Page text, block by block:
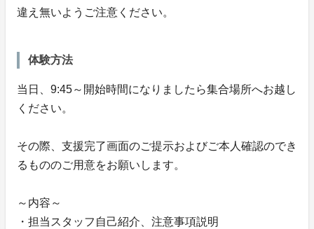
違え無いようご注意ください。
体験方法
当日、9:45～開始時間になりましたら集合場所へお越し
ください。
その際、支援完了画面のご提示およびご本人確認のでき
るもののご用意をお願いします。
～内容～
・担当スタッフ自己紹介、注意事項説明